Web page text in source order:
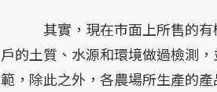
其實，現在市面上所售的有機
戶的土質、水源和環境做過檢測
範，除此之外，各農場所生產的